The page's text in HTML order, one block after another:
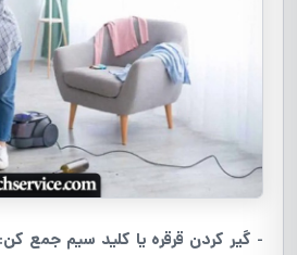
- گیر کردن قرقره یا کلید سیم جمع کن: